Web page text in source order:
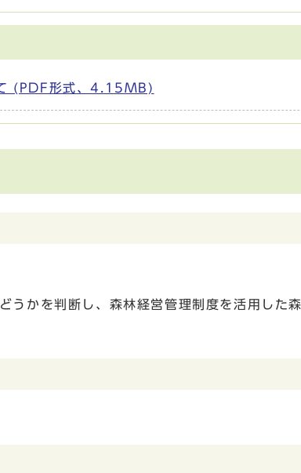
(PDF形式、4.15MB)
うかを判断し、森林経営管理制度を活用した